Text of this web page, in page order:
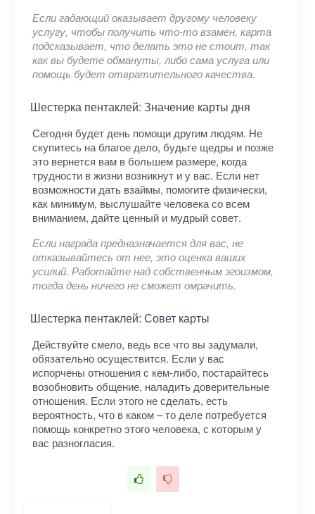
Если гадающий оказывает другому человеку
услугу, чтобы получить что-то взамен, карта
подсказывает, что делать это не стоит, так
как вы будете обмануты, либо сама услуга или
помощь будет отвратительного качества.
Шестерка пентаклей: Значение карты дня
Сегодня будет день помощи другим людям. Не
скупитесь на благое дело, будьте щедры и позже
это вернется вам в большем размере, когда
трудности в жизни возникнут и у вас. Если нет
возможности дать взаймы, помогите физически,
как минимум, выслушайте человека со всем
вниманием, дайте ценный и мудрый совет.
Если награда предназначается для вас, не
отказывайтесь от нее, это оценка ваших
усилий. Работайте над собственным эгоизмом,
тогда день ничего не сможет омрачить.
Шестерка пентаклей: Совет карты
Действуйте смело, ведь все что вы задумали,
обязательно осуществится. Если у вас
испорчены отношения с кем-либо, постарайтесь
возобновить общение, наладить доверительные
отношения. Если этого не сделать, есть
вероятность, что в каком – то деле потребуется
помощь конкретно этого человека, с которым у
вас разногласия.